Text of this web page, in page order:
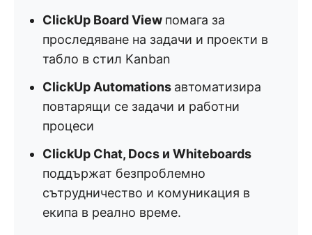
ClickUp Board View помага за
проследяване на задачи и проекти в
табло в стил Kanban
ClickUp Automations автоматизира
повтарящи се задачи и работни
процеси
ClickUp Chat, Docs и Whiteboards
поддържат безпроблемно
сътрудничество и комуникация в
екипа в реално време.